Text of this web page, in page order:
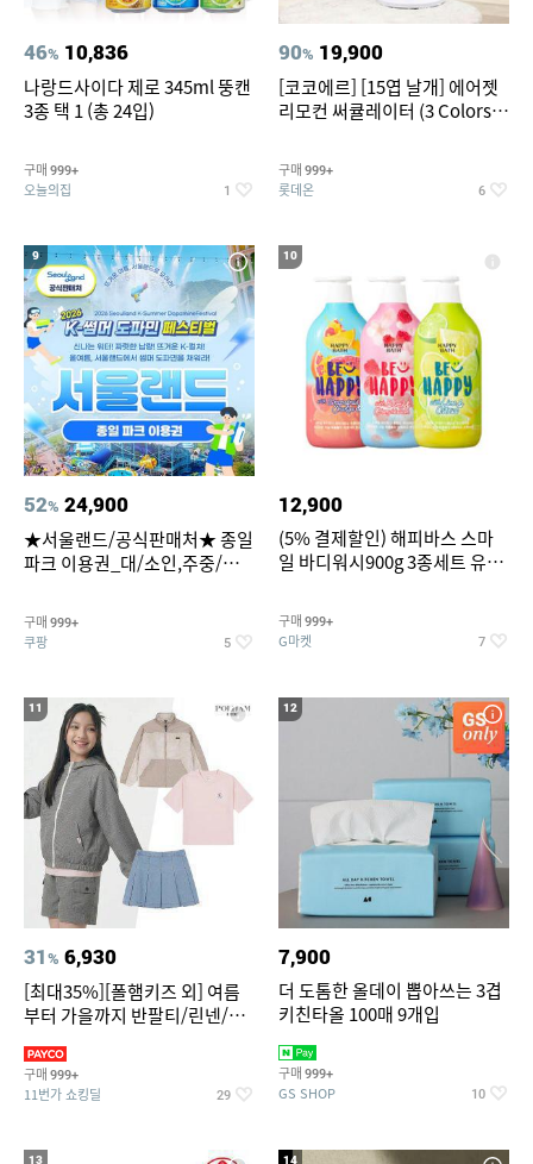
46% 10,836
나랑드사이다 제로 345ml 뚱캔
3종 택 1 (총 24입)
구매 999+
오늘의집 1
90% 19,900
[코코에르] [15엽 날개] 에어젯
리모컨 써큘레이터 (3 Colors
구매 999+
롯데온 6
9
52% 24,900
★서울랜드/공식판매처★ 종일
파크 이용권_대/소인,주중/주
구매 999+
쿠팡 5
10
12,900
(5% 결제할인) 해피바스 스마
일 바디워시900g 3종세트 유
구매 999+
G마켓 7
11
31% 6,930
[최대35%][폴햄키즈 외] 여름
부터 가을까지 반팔티/린넨/맨
구매 999+
11번가 쇼킹딜 29
12
7,900
더 도톰한 올데이 뽑아쓰는 3겹
키친타올 100매 9개입
구매 999+
GS SHOP 10
13 14